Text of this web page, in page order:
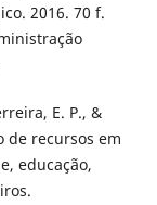
2016. 70 f.
E. P., &
de recursos em
educação,